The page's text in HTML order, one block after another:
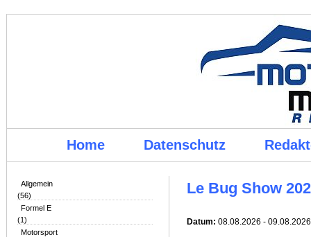
Home Datenschutz
Allgemein
(56)
Formel E
(1)
Motorsport
Le Bug Show
Datum: 08.08.2026 - 09.08.2026